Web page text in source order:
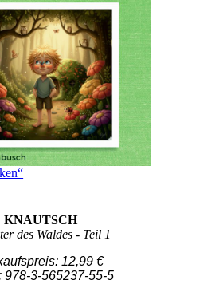
KNAUTSCH
des Waldes - Teil 1
12,99 €
978-3-565237-55-5